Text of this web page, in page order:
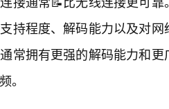
持程度、解码能力以及对
常拥有更强的解码能力和
。